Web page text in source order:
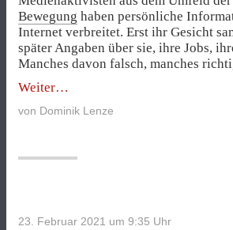
Bewegung haben persönliche
Internet verbreitet. Erst ihr Gesicht
später Angaben über sie, ihre Jobs,
Manches davon falsch, manches
Weiter„Querdenker
Journalistenjagd“
von Dominik Lenze
23. Februar 2021 um 9:35 Uhr